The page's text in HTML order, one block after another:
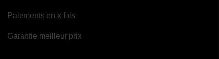
Paiements en x fois
Garantie meilleur prix